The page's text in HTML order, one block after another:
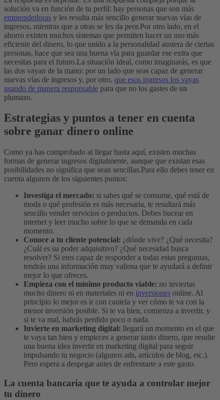
solución va en función de tu perfil: hay personas que son más
emprendedoras y les resulta más sencillo generar nuevas vías de
ingresos, mientras que a otras se les da peor.Por otro lado, en el
ahorro existen muchos sistemas que permiten hacer un uso más
eficiente del dinero, lo que unido a la personalidad austera de ciertas
personas, hace que sea una buena vía para guardar ese extra que
necesitas para el futuro.La situación ideal, como imaginarás, es que
las dos vayan de la mano: por un lado que seas capaz de generar
nuevas vías de ingresos y, por otro, que esos ingresos los vayas
usando de manera responsable para que no los gastes de un
plumazo.
Estrategias y puntos a tener en cuenta
sobre ganar dinero online
Como ya has comprobado al llegar hasta aquí, existen muchas
formas de generar ingresos digitalmente, aunque que existan esas
posibilidades no significa que sean sencillas.Para ello debes tener en
cuenta algunos de los siguientes puntos:
Investiga el mercado: si sabes qué se consume, qué está de
moda o qué profesión es más necesaria, te resultará más
sencillo vender servicios o productos. Debes bucear en
internet y leer mucho sobre lo que se demanda en cada
momento.
Conoce a tu cliente potencial: ¿dónde vive? ¿Qué necesita?
¿Cuál es su poder adquisitivo? ¿Qué necesidad busca
resolver? Si eres capaz de responder a todas estas preguntas,
tendrás una información muy valiosa que te ayudará a definir
mejor lo que ofreces.
Empieza con el mínimo producto viable: no inviertas
mucho dinero ni en materiales ni en inversiones online. Al
principio lo mejor es ir con cautela y ver cómo te va con la
menor inversión posible. Si te va bien, comienza a invertir, y
si te va mal, habrás perdido poco o nada.
Invierte en marketing digital: llegará un momento en el que
te vaya tan bien y empieces a generar tanto dinero, que resulte
una buena idea invertir en marketing digital para seguir
impulsando tu negocio (algunos ads, artículos de blog, etc.).
Pero espera a despegar antes de enfrentarte a este gasto.
La cuenta bancaria que te ayuda a controlar mejor
tu dinero